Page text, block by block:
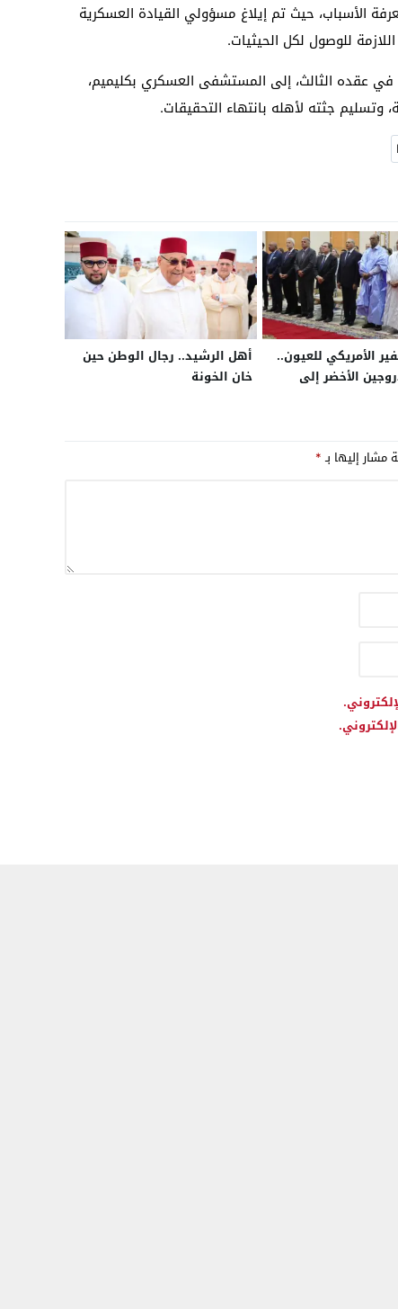
الأسباب، حيث تم إيلاغ مسؤولي القيادة العسكرية
للوصول لكل الحيثيات.
عقده الثالث، إلى المستشفى العسكري بكليميم،
وتسليم جثته لأهله بانتهاء التحقيقات.
الأمريكي للعيون..
الأخضر إلى
أهل الرشيد.. رجال الوطن حين
خان الخونة
مشار إليها بـ*